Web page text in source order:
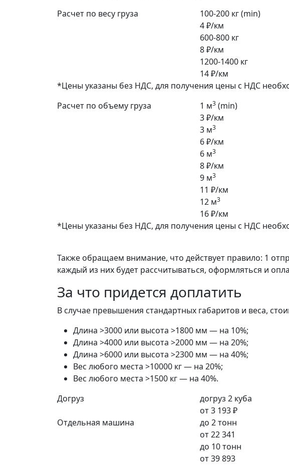
Расчет по весу груза
100-200 кг (min)
4 ₽/км
600-800 кг
8 ₽/км
1200-1400 кг
14 ₽/км
*Цены указаны без НДС, для получения цены с НДС
Расчет по объему груза
1 м3 (min)
3 ₽/км
3 м3
6 ₽/км
6 м3
8 ₽/км
9 м3
11 ₽/км
12 м3
16 ₽/км
*Цены указаны без НДС, для получения цены с НДС
Также обращаем внимание, что действует правило: 1
каждый из них будет рассчитываться, оформляться и
За что придется доплатить
В случае превышения стандартных габаритов и веса,
Длина >3000 или высота >1800 мм — на 10%;
Длина >4000 или высота >2000 мм — на 20%;
Длина >6000 или высота >2300 мм — на 40%;
Вес любого места >10000 кг — на 20%;
Вес любого места >1500 кг — на 40%.
Догруз
догруз 2 куба
от3 193 ₽
Отдельная машина
до 2 тонн
от22 341
до 10 тонн
от39 893